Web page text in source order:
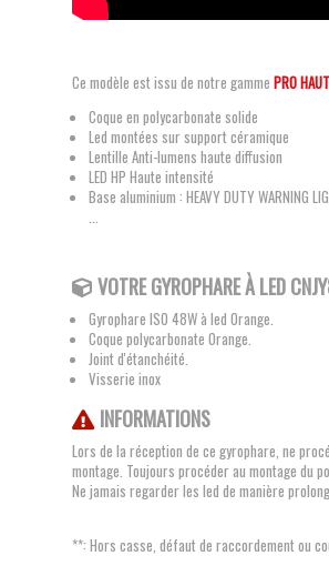
Ce modèle est issu de notre gamme PRO
Coque en polycarbonate solide
Led montées sur support céramique
Lentille Anti-lumens haute diffusion
LED HP Haute intensité
Base aluminium : HEAVY DUTY WARNING
...
VOTRE GYROPHARE À LED
Gyrophare ISO 48W à led Orange.
Coque polycarbonate Orange.
Joint d'étanchéité.
Visserie inox
INFORMATIONS
Lors de la réception de ce gyrophare, ne
montage. Toujours procéder au montage du
Ne jamais regarder les led de manière
**: Hors casse, défaut de raccordement ou